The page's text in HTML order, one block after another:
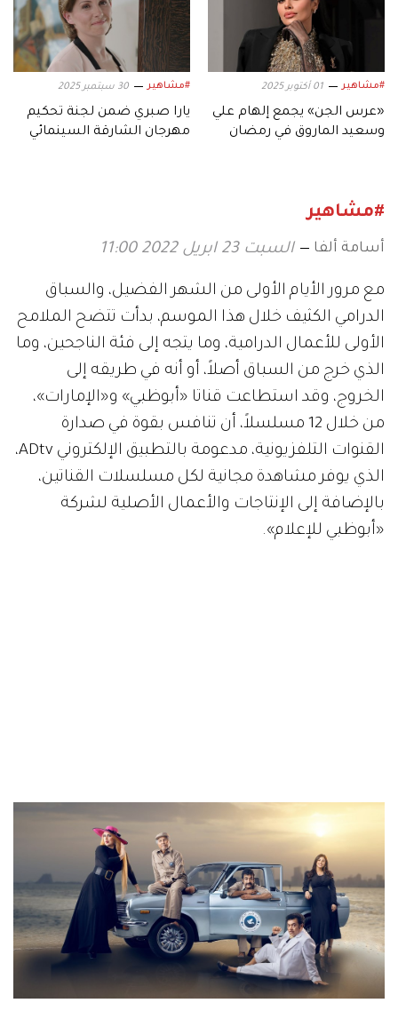
#مشاهير 01 أكتوبر 2025
«عرس الجن» يجمع إلهام علي
وسعيد الماروق في رمضان
#مشاهير 30 سبتمبر 2025
يارا صبري ضمن لجنة تحكيم
مهرجان الشارقة السينمائي
#مشاهير
أسامة ألفا السبت 23 ابريل 2022 11:00
مع مرور الأيام الأولى من الشهر الفضيل، والسباق
الدرامي الكثيف خلال هذا الموسم، بدأت تتضح الملامح
الأولى للأعمال الدرامية، وما يتجه إلى فئة الناجحين، وما
الذي خرج من السباق أصلاً، أو أنه في طريقه إلى
الخروج، وقد استطاعت قناتا «أبوظبي» و«الإمارات»،
من خلال 12 مسلسلاً، أن تنافس بقوة في صدارة
القنوات التلفزيونية، مدعومة بالتطبيق الإلكتروني ADtv،
الذي يوفر مشاهدة مجانية لكل مسلسلات القناتين،
بالإضافة إلى الإنتاجات والأعمال الأصلية لشركة
«أبوظبي للإعلام».